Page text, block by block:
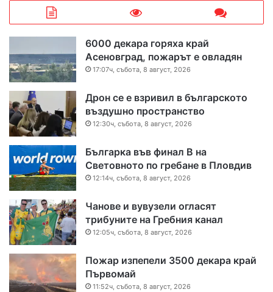
6000 декара горяха край
Асеновград, пожарът е овладян
17:07ч, събота, 8 август, 2026
Дрон се е взривил в българското
въздушно пространство
12:30ч, събота, 8 август, 2026
Българка във финал B на
Световното по гребане в Пловдив
12:14ч, събота, 8 август, 2026
Чанове и вувузели огласят
трибуните на Гребния канал
12:05ч, събота, 8 август, 2026
Пожар изпепели 3500 декара край
Първомай
11:52ч, събота, 8 август, 2026